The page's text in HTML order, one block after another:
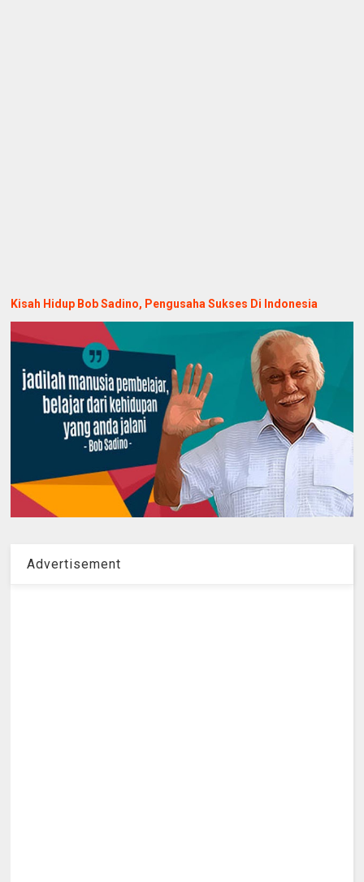
Kisah Hidup Bob Sadino, Pengusaha Sukses Di Indonesia
Advertisement